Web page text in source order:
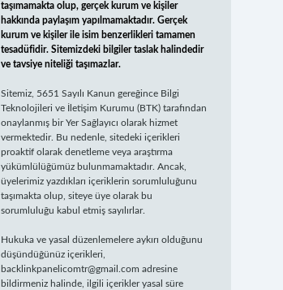
taşımamakta olup, gerçek kurum ve kişiler
hakkında paylaşım yapılmamaktadır. Gerçek
kurum ve kişiler ile isim benzerlikleri tamamen
tesadüfidir. Sitemizdeki bilgiler taslak halindedir
ve tavsiye niteliği taşımazlar.
Sitemiz, 5651 Sayılı Kanun gereğince Bilgi
Teknolojileri ve İletişim Kurumu (BTK) tarafından
onaylanmış bir Yer Sağlayıcı olarak hizmet
vermektedir. Bu nedenle, sitedeki içerikleri
proaktif olarak denetleme veya araştırma
yükümlülüğümüz bulunmamaktadır. Ancak,
üyelerimiz yazdıkları içeriklerin sorumluluğunu
taşımakta olup, siteye üye olarak bu
sorumluluğu kabul etmiş sayılırlar.
Hukuka ve yasal düzenlemelere aykırı olduğunu
düşündüğünüz içerikleri,
backlinkpanelicomtr@gmail.com adresine
bildirmeniz halinde, ilgili içerikler yasal süre